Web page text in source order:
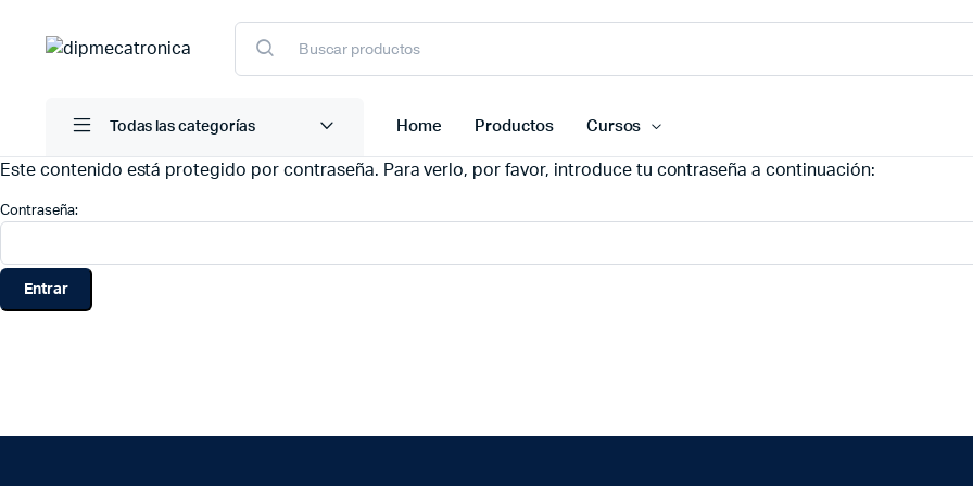
Todas las categorías Home Productos Cursos
Este contenido está protegido por contraseña. Para verlo, por favor, introduce tu contraseña a continuación:
Contraseña: